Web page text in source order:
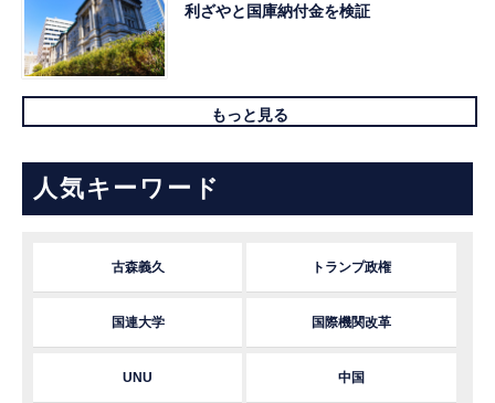
利ざやと国庫納付金を検証
もっと見る
人気キーワード
古森義久 トランプ政権
国連大学 国際機関改革
UNU 中国